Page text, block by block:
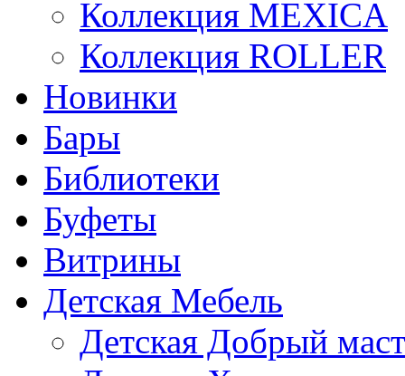
Коллекция MEXICA
Коллекция ROLLER
Новинки
Бары
Библиотеки
Буфеты
Витрины
Детская Мебель
Детская Добрый